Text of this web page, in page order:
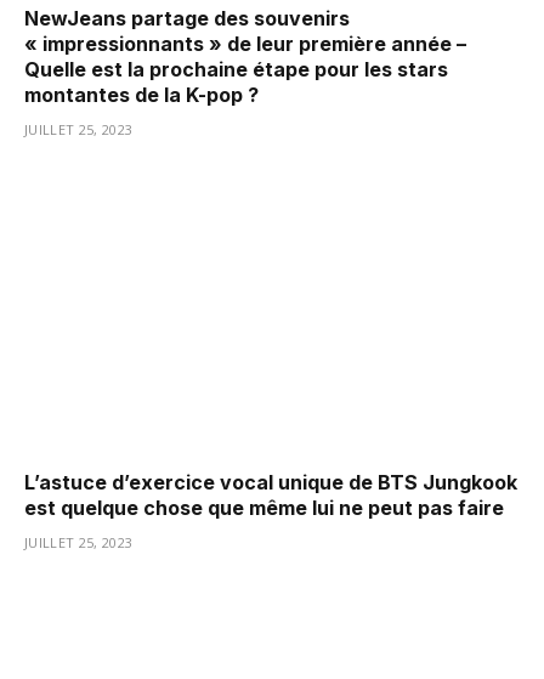
NewJeans partage des souvenirs
« impressionnants » de leur première année –
Quelle est la prochaine étape pour les stars
montantes de la K-pop ?
JUILLET 25, 2023
L’astuce d’exercice vocal unique de BTS Jungkook
est quelque chose que même lui ne peut pas faire
JUILLET 25, 2023